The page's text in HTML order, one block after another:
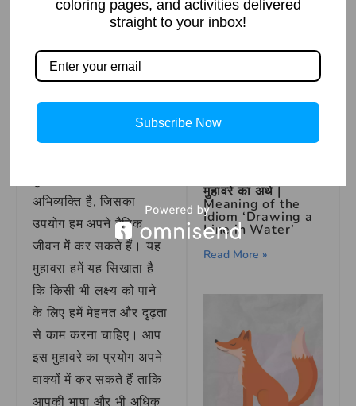
वाक्य प्रयोग – उसने अपने
सपने को पूरा करने के लिए
हाथ धोकर पीछे पड़ने का
फैसला किया।
निष्कर्ष
अभिव्यक्ति है, जिसका
उपयोग हम अपने दैनिक
जीवन में कर सकते हैं। यह
मुहावरा हमें यह सिखाता है
कि किसी भी लक्ष्य को पाने
के लिए हमें मेहनत और दृढ़ता
से काम करना चाहिए। आप
इस मुहावरे का प्रयोग अपने
वाक्यों में कर सकते हैं ताकि
आपकी भाषा और भी अधिक
जैसी करनी वैसी भरनी –
कहानी
मुहावरे का अर्थ |
Meaning of the
Idiom ‘Drawing a
Line in Water’
Read More »
coloring pages, and activities delivered
straight to your inbox!
Subscribe Now